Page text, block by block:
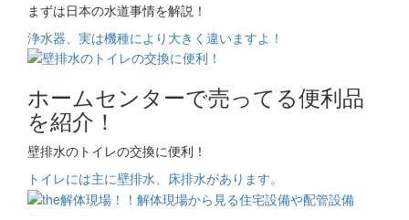
まずは日本の水道事情を解説！
浄水器、実は機種により大きく違いますよ！
ホームセンターで売ってる便利品
を紹介！
壁排水のトイレの交換に便利！
トイレには主に壁排水、床排水があります。